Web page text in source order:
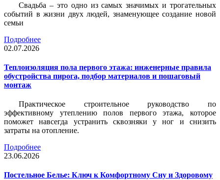
Свадьба – это одно из самых значимых и трогательных
событий в жизни двух людей, знаменующее создание новой
семьи
Подробнее
02.07.2026
Теплоизоляция пола первого этажа: инженерные правила
обустройства пирога, подбор материалов и пошаговый
монтаж
Практическое строительное руководство по
эффективному утеплению полов первого этажа, которое
поможет навсегда устранить сквозняки у ног и снизить
затраты на отопление.
Подробнее
23.06.2026
Постельное Белье: Ключ к Комфортному Сну и Здоровому